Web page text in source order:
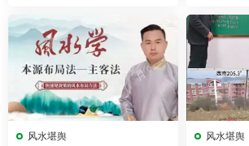
风水堪舆 风水堪舆